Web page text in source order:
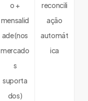
o +
mensalid
ade (nos
mercado
s
suporta
dos)
reconcili
ação
automát
ica